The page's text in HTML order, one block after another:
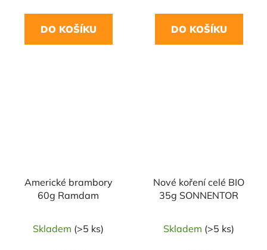
DO KOŠÍKU DO KOŠÍKU
Americké brambory
60g Ramdam
Skladem (>5 ks)
Nové koření celé BIO
35g SONNENTOR
Skladem (>5 ks)